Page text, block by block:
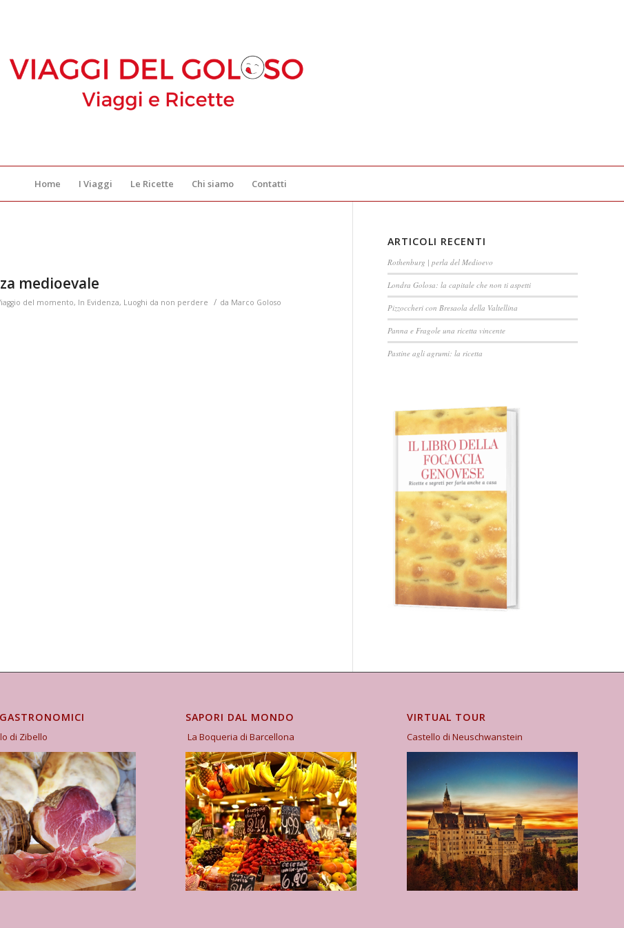
Home I Viaggi Le Ricette Chi siamo Contatti
medioevale
del momento, In Evidenza, Luoghi da non perdere / da Marco Goloso
ARTICOLI RECENTI
Rothenburg | perla del Medioevo
Londra Golosa: la capitale che non ti aspetti
Pizzoccheri con Bresaola della Valtellina
Panna e Fragole una ricetta vincente
Pastine agli agrumi: la ricetta
di Zibello
SAPORI DAL MONDO
La Boqueria di Barcellona
VIRTUAL TOUR
Castello di Neuschwanstein